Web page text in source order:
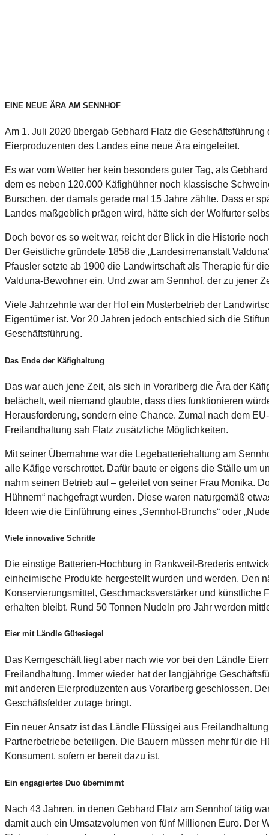
EINE NEUE ÄRA AM SENNHOF
Am 1. Juli 2020 übergab Gebhard Flatz die
Eierproduzenten des Landes eine neue Ära eingeleitet.
Es war vom Wetter her kein besonders guter Tag, als
dem es neben 120.000 Käfighühner noch klassische
Burschen, der damals gerade mal 15 Jahre zählte. Dass er
Landes maßgeblich prägen wird, hätte sich der Wolfurter
Doch bevor es so weit war, reicht der Blick in die Historie
Der Geistliche gründete 1858 die „Landesirrenanstalt
Pfausler setzte ab 1900 die Landwirtschaft als Therapie für die
Valduna-Bewohner ein. Und zwar am Sennhof, der zu jener
Viele Jahrzehnte war der Hof ein Musterbetrieb der
Eigentümer ist. Vor 20 Jahren jedoch entschied sich die
Geschäftsführung.
Das Ende der Käfighaltung
Das war auch jene Zeit, als sich in Vorarlberg die Ära der
belächelt, weil niemand glaubte, dass dies funktionieren
Herausforderung, sondern eine Chance. Zumal nach dem
Freilandhaltung sah Flatz zusätzliche Möglichkeiten.
Mit seiner Übernahme war die Legebatteriehaltung am
alle Käfige verschrottet. Dafür baute er eigens die Ställe um
nahm seinen Betrieb auf – geleitet von seiner Frau Monika.
Hühnern“ nachgefragt wurden. Diese waren naturgemäß
Ideen wie die Einführung eines „Sennhof-Brunchs“ oder
Viele innovative Schritte
Die einstige Batterien-Hochburg in Rankweil-Brederis
einheimische Produkte hergestellt wurden und werden. Den
Konservierungsmittel, Geschmacksverstärker und
erhalten bleibt. Rund 50 Tonnen Nudeln pro Jahr werden
Eier mit Ländle Gütesiegel
Das Kerngeschäft liegt aber nach wie vor bei den Ländle
Freilandhaltung. Immer wieder hat der langjährige
mit anderen Eierproduzenten aus Vorarlberg geschlossen.
Geschäftsfelder zutage bringt.
Ein neuer Ansatz ist das Ländle Flüssigei aus
Partnerbetriebe beteiligen. Die Bauern müssen mehr für die
Konsument, sofern er bereit dazu ist.
Ein engagiertes Duo übernimmt
Nach 43 Jahren, in denen Gebhard Flatz am Sennhof tätig
damit auch ein Umsatzvolumen von fünf Millionen Euro. Der